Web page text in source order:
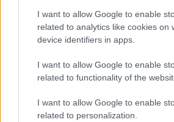
I want to allow Google to enable
related to analytics like cookies on
device identifiers in apps.
I want to allow Google to enable
related to functionality of the
I want to allow Google to enable
related to personalization.
Az idei év leglassabb növekedését hozta
kiskereskedelemben
Györfi Mihály több tucat vállalkozással
kerékpárgyár dolgozóinak
41 fok fölé forrósodott az ország,
rekord is megdőlt